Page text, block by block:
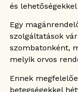
Milyen
és
Egy
szolgáltatások
szombatonként,
melyik orvos
Ennek
betegségekkel